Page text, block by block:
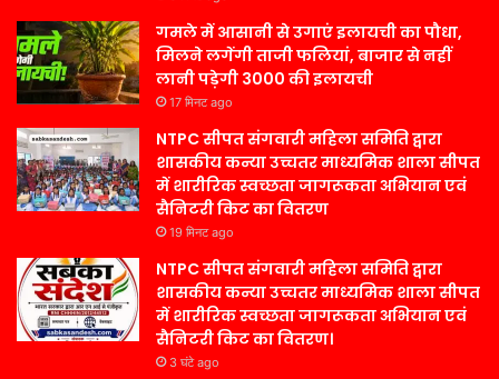
गमले में आसानी से उगाएं इलायची का पौधा,
मिलने लगेंगी ताजी फलियां, बाजार से नहीं
लानी पड़ेगी 3000 की इलायची
17 मिनट ago
NTPC सीपत संगवारी महिला समिति द्वारा
शासकीय कन्या उच्चतर माध्यमिक शाला सीपत
में शारीरिक स्वच्छता जागरूकता अभियान एवं
सैनिटरी किट का वितरण
19 मिनट ago
NTPC सीपत संगवारी महिला समिति द्वारा
शासकीय कन्या उच्चतर माध्यमिक शाला सीपत
में शारीरिक स्वच्छता जागरूकता अभियान एवं
सैनिटरी किट का वितरण।
3 घंटे ago